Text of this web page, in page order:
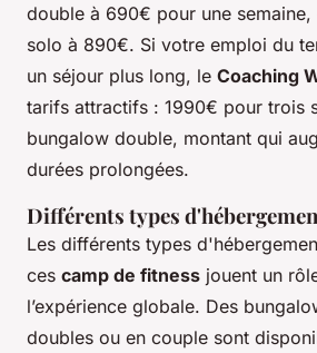
double à 690€ pour une
solo à 890€. Si votre emploi du
un séjour plus long, le Coaching
tarifs attractifs : 1990€ pour trois
bungalow double, montant qui
durées prolongées.
Différents types
Les différents types
ces camp de fitness jouent un
l’expérience globale. Des
doubles ou en couple sont